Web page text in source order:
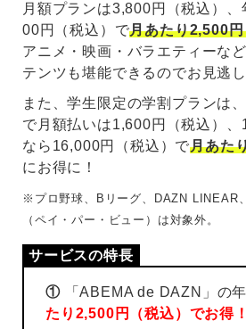
月額プランは3,800円（税込）
00円（税込）で月あたり2,500
アニメ・映画・バラエティーな
テンツも堪能できるのでお見逃し
また、学生限定の学割プランは
で月額払いは1,600円（税込）、
なら16,000円（税込）で月あた
にお得に！
※プロ野球、Bリーグ、DAZN LINEAR
（ペイ・パー・ビュー）は対象外。
①「ABEMA de DAZN」の
たり2,500円（税込）でお得！